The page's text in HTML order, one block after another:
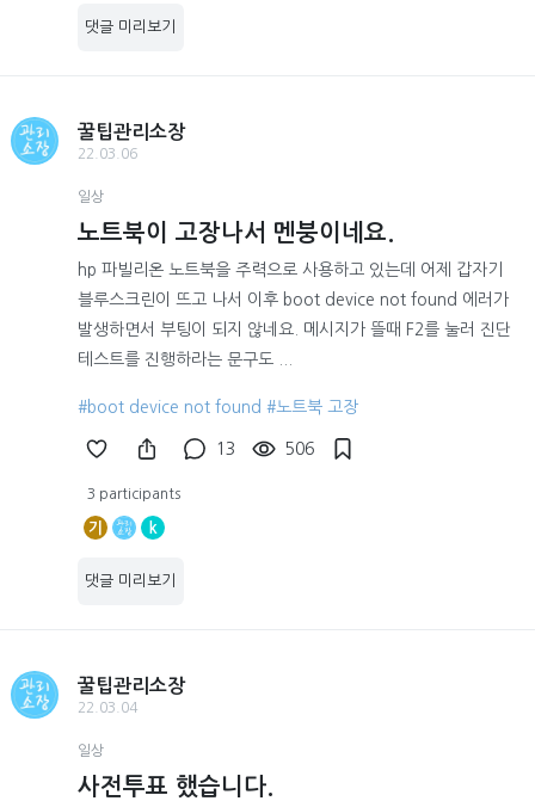
댓글 미리보기
꿀팁관리소장
22.03.06
일상
노트북이 고장나서 멘붕이네요.
hp 파빌리온 노트북을 주력으로 사용하고 있는데 어제 갑자기
블루스크린이 뜨고 나서 이후 boot device not found 에러가
발생하면서 부팅이 되지 않네요. 메시지가 뜰때 F2를 눌러 진단
테스트를 진행하라는 문구도 ...
#boot device not found #노트북 고장
13 506
3 participants
기 k
댓글 미리보기
꿀팁관리소장
22.03.04
일상
사전투표 했습니다.